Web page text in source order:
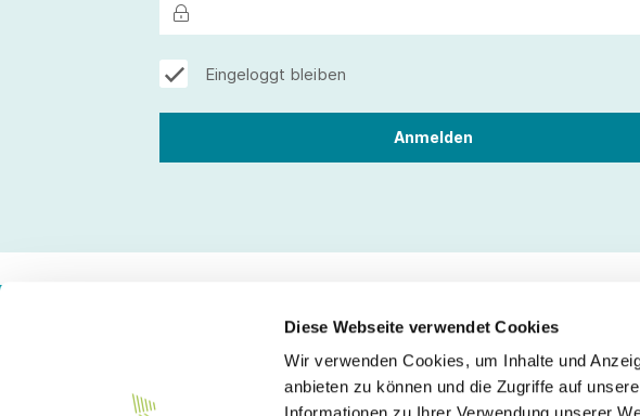
Diese Webseite verwendet Cookies
Wir verwenden Cookies, um Inhalte und
anbieten zu können und die Zugriffe auf
Eingeloggt bleiben
Service